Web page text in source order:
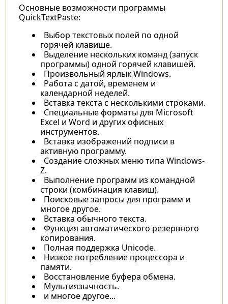
Основные возможности программы
QuickTextPaste:
Выбор текстовых полей по одной
горячей клавише.
Выделение нескольких команд (запуск
программы) одной горячей клавишей.
Произвольный ярлык Windows.
Работа с датой, временем и
календарной неделей.
Вставка текста с несколькими строками.
Специальные форматы для Microsoft
Excel и Word и других офисных
инструментов.
Вставка изображений подписи в
активную программу.
Создание сложных меню типа Windows-
Z.
Выполнение программ из командной
строки (комбинация клавиш).
Поисковые запросы для программ и
многое другое.
Вставка обычного текста.
Функция автоматического резервного
копирования.
Полная поддержка Unicode.
Низкое потребление процессора и
памяти.
Восстановление буфера обмена.
Мультиязычность.
и многое другое...